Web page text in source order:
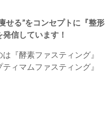
せる”をコンセプトに『整形
信しています！
『酵素ファスティング』
ィマムファスティング』